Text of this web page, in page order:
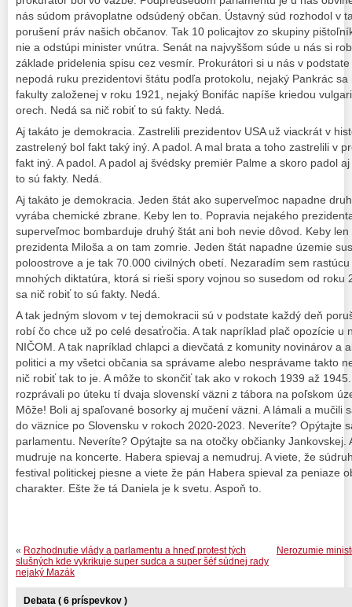
nás súdom právoplatne odsúdený občan. Ústavný súd rozhodol v
porušení práv našich občanov. Tak 10 policajtov zo skupiny
nie a odstúpi minister vnútra. Senát na najvyššom súde u nás si
základe pridelenia spisu cez vesmír. Prokurátori si u nás v
nepodá ruku prezidentovi štátu podľa protokolu, nejaký Pankrác
fakulty založenej v roku 1921, nejaký Bonifác napíše kriedou
orech. Nedá sa nič robiť to sú fakty. Nedá.
Aj takáto je demokracia. Zastrelili prezidentov USA už viackrát v
zastrelený bol fakt taký iný. A padol. A mal brata a toho zastrelili v
fakt iný. A padol. A padol aj švédsky premiér Palme a skoro padol
to sú fakty. Nedá.
Aj takáto je demokracia. Jeden štát ako superveľmoc napadne
vyrába chemické zbrane. Keby len to. Popravia nejakého
superveľmoc bombarduje druhý štát ani boh nevie dôvod. Keby
prezidenta Miloša a on tam zomrie. Jeden štát napadne územie
poloostrove a je tak 70.000 civilných obetí. Nezaradím sem
mnohých diktatúra, ktorá si rieši spory vojnou so susedom od roku
sa nič robiť to sú fakty. Nedá.
A tak jedným slovom v tej demokracii sú v podstate každý deň
robí čo chce už po celé desaťročia. A tak napríklad plač opozície u
NIČOM. A tak napríklad chlapci a dievčatá z komunity novinárov a
politici a my všetci občania sa správame alebo nesprávame takto
nič robiť tak to je. A môže to skončiť tak ako v rokoch 1939 až
rozprávali po úteku tí dvaja slovenskí väzni z tábora na poľskom
Môže! Boli aj spaľované bosorky aj mučení väzni. A lámali a mučili
do väznice po Slovensku v rokoch 2020-2023. Neveríte? Opýtajte
parlamentu. Neveríte? Opýtajte sa na otočky občianky Jankovskej.
mudruje na koncerte. Habera spievaj a nemudruj. A viete, že
festival politickej piesne a viete že pán Habera spieval za peniaze
charakter. Ešte že tá Daniela je k svetu. Aspoň to.
Nerozumie
« Rozhodnutie vlády a parlamentu a hneď protest tých
slušných kde vykrikuje super sudca a super šéf súdnej rady
nejaký Mazák
Debata ( 6 príspevkov )